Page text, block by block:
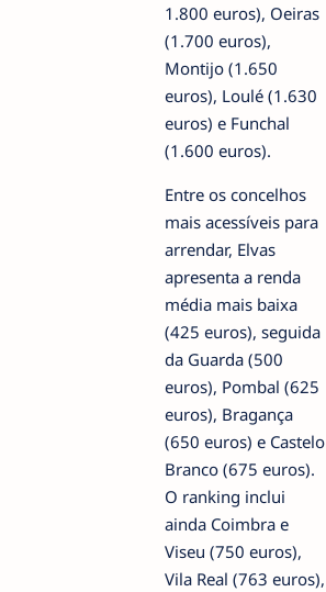
1.800 euros), Oeiras
(1.700 euros),
Montijo (1.650
euros), Loulé (1.630
euros) e Funchal
(1.600 euros).
Entre os concelhos
mais acessíveis para
arrendar, Elvas
apresenta a renda
média mais baixa
(425 euros), seguida
da Guarda (500
euros), Pombal (625
euros), Bragança
(650 euros) e Castelo
Branco (675 euros).
O ranking inclui
ainda Coimbra e
Viseu (750 euros),
Vila Real (763 euros),